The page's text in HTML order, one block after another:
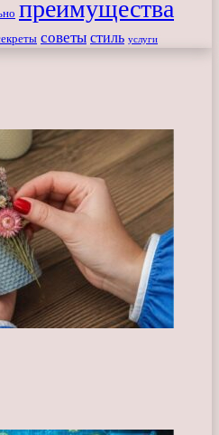
преимущества
советы стиль услуги